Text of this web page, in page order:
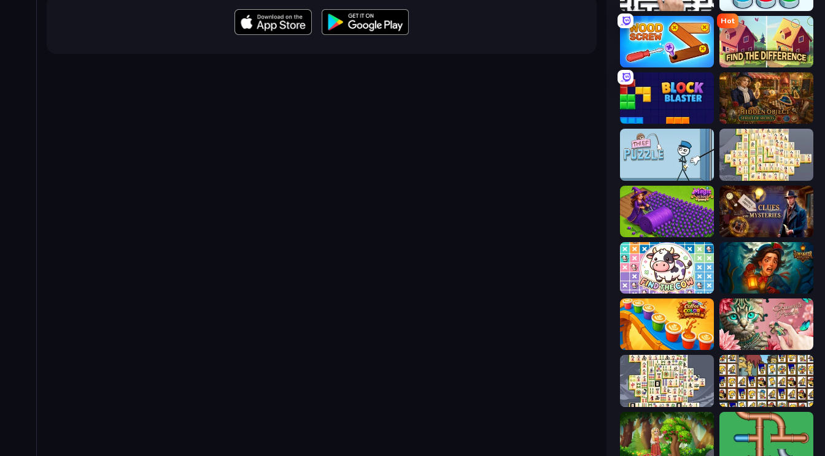
Arrow Escape: Puzzle
Wood Screw: Bolts Puzzle
Hot
Find The Difference
Block Blaster Hidden Object: Street Of Secrets
Thief Puzzle Mahjong Online
Magic School Hidden Object: Clues and Mysteries
Find The Cow Lamplighter: Merge & Magic
Coffee Color Blocks Favorite Puzzles
Mahjong Titans Tiles of the Simpsons